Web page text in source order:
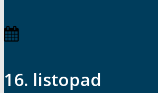
16. listopad